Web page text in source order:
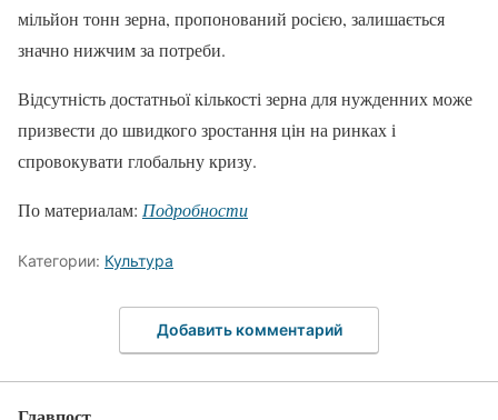
мільйон тонн зерна, пропонований росією, залишається
значно нижчим за потреби.
Відсутність достатньої кількості зерна для нужденних може
призвести до швидкого зростання цін на ринках і
спровокувати глобальну кризу.
По материалам: Подробности
Категории: Культура
Добавить комментарий